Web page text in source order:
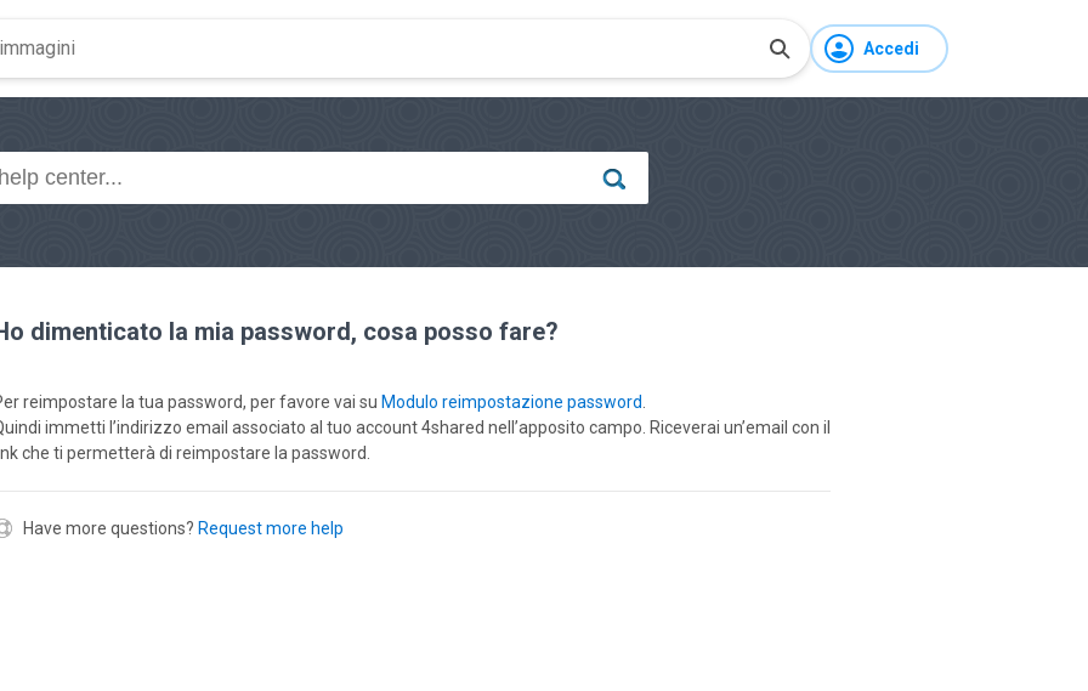
Accedi
dimenticato la mia password, cosa posso fare?
reimpostare la tua password, per favore vai su Modulo reimpostazione password
immetti l’indirizzo email associato al tuo account 4shared nell’apposito campo. Riceverai un’email con il
che ti permetterà di reimpostare la password.
Have more questions? Request more help